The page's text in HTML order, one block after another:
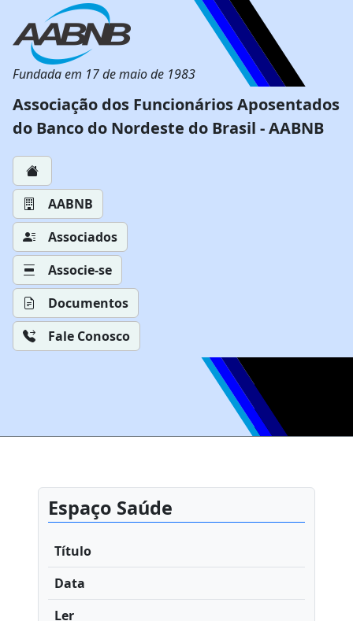
Fundada em 17 de maio de 1983
Associação dos Funcionários Aposentados
do Banco do Nordeste do Brasil - AABNB
AABNB
Associados
Associe-se
Documentos
Fale Conosco
Espaço Saúde
Título
Data
Ler